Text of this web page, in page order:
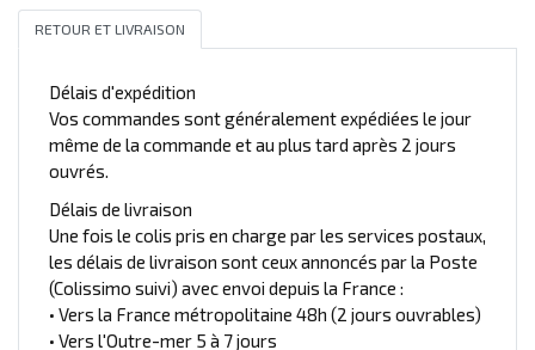
RETOUR ET LIVRAISON
Délais d'expédition
Vos commandes sont généralement expédiées le jour
même de la commande et au plus tard après 2 jours
ouvrés.
Délais de livraison
Une fois le colis pris en charge par les services postaux,
les délais de livraison sont ceux annoncés par la Poste
(Colissimo suivi) avec envoi depuis la France :
• Vers la France métropolitaine 48h (2 jours ouvrables)
• Vers l'Outre-mer 5 à 7 jours